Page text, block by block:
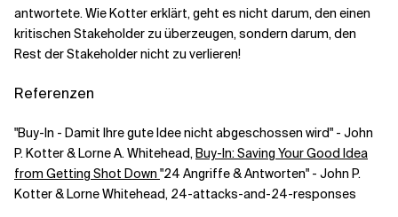
antwortete. Wie Kotter erklärt, geht es nicht darum, den einen
kritischen Stakeholder zu überzeugen, sondern darum, den
Rest der Stakeholder nicht zu verlieren!
Referenzen
"Buy-In - Damit Ihre gute Idee nicht abgeschossen wird" - John
P. Kotter & Lorne A. Whitehead,Buy-In: Saving Your Good Idea
from Getting Shot Down "24 Angriffe & Antworten" - John P.
Kotter & Lorne Whitehead, 24-attacks-and-24-responses